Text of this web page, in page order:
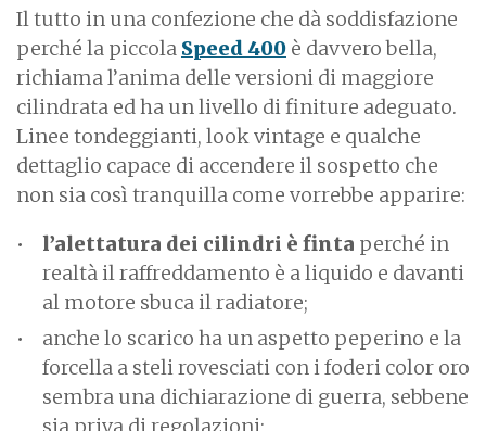
Il tutto in una confezione che dà soddisfazione
perché la piccola Speed 400 è davvero bella,
richiama l’anima delle versioni di maggiore
cilindrata ed ha un livello di finiture adeguato.
Linee tondeggianti, look vintage e qualche
dettaglio capace di accendere il sospetto che
non sia così tranquilla come vorrebbe apparire:
l’alettatura dei cilindri è finta perché in
realtà il raffreddamento è a liquido e davanti
al motore sbuca il radiatore;
anche lo scarico ha un aspetto peperino e la
forcella a steli rovesciati con i foderi color oro
sembra una dichiarazione di guerra, sebbene
sia priva di regolazioni;